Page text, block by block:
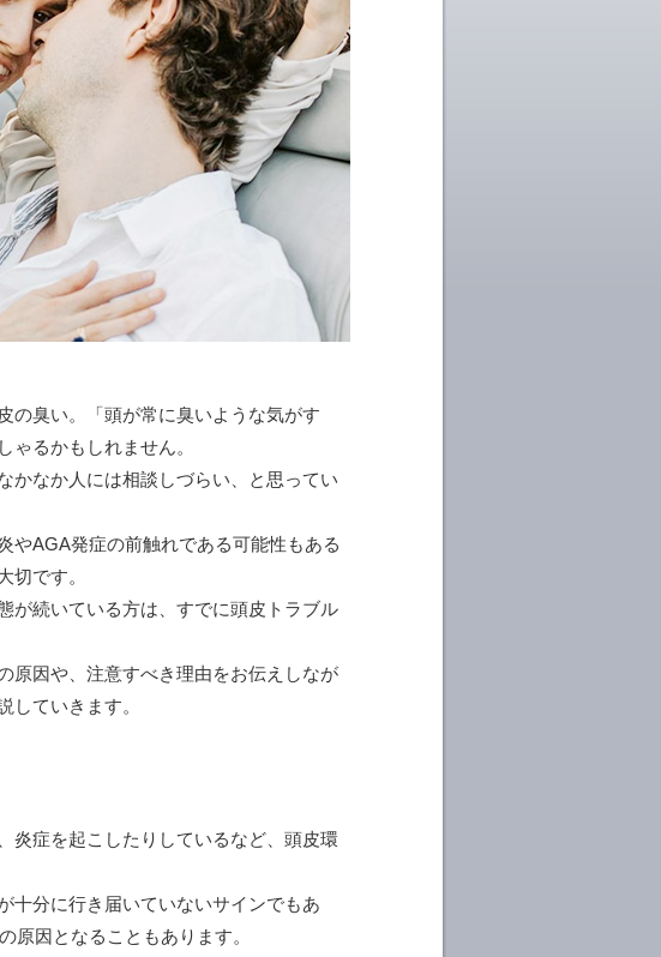
の臭い。「頭が常に臭いような気がす
るかもしれません。
かなか人には相談しづらい、と思ってい
やAGA発症の前触れである可能性もある
切です。
が続いている方は、すでに頭皮トラブル
原因や、注意すべき理由をお伝えしなが
していきます。
炎症を起こしたりしているなど、頭皮環
十分に行き届いていないサインでもあ
原因となることもあります。